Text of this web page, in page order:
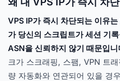
VPS IP가 즉시 차단되는 이유
가 당신의 스크립트가 세션 기
ASN을 신뢰하지 않기 때문입니
크가 스크래핑, 스팸, VPN 트
량 자동화와 연관되어 있을 경